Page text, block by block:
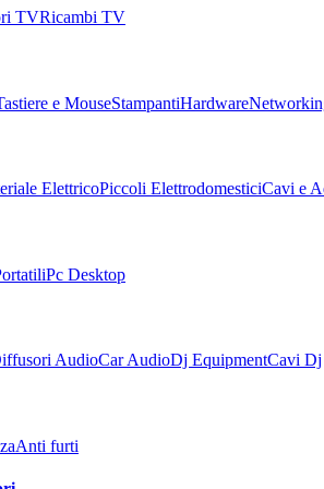
TVRicambi TV
e MouseStampantiHardware
ElettricoPiccoli ElettrodomesticiCavi e
Pc Desktop
AudioCar AudioDj EquipmentCavi Dj
Anti furti